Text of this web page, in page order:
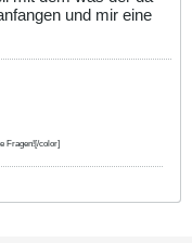
und mir eine
Fragen![/color]